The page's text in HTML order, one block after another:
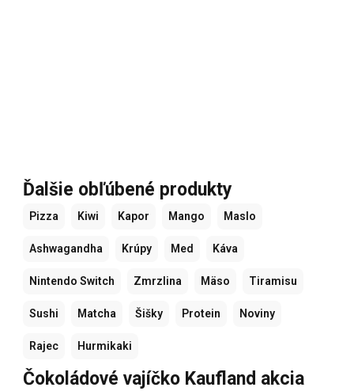
Ďalšie obľúbené produkty
Pizza Kiwi Kapor Mango Maslo
Ashwagandha Krúpy Med Káva
Nintendo Switch Zmrzlina Mäso Tiramisu
Sushi Matcha Šišky Protein Noviny
Rajec Hurmikaki
Čokoládové vajíčko Kaufland akcia